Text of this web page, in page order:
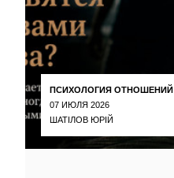
ПСИХОЛОГИЯ ОТНОШЕНИЙ
07 ИЮЛЯ 2026
ШАТІЛОВ ЮРІЙ